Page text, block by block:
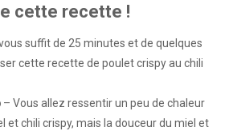
cette recette !
suffit de 25 minutes et de quelques
cette recette de poulet crispy au chili
– Vous allez ressentir un peu de chaleur
et chili crispy, mais la douceur du miel et